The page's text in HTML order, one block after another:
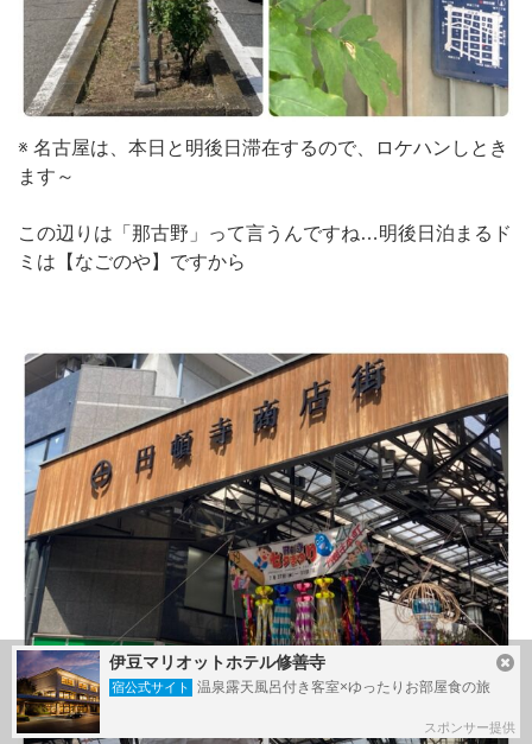
※ 名古屋は、本日と明後日滞在するので、ロケハンしとき
ます～
この辺りは「那古野」って言うんですね…明後日泊まるド
ミは【なごのや】ですから
伊豆マリオットホテル修善寺
宿公式サイト 温泉露天風呂付き客室×ゆったりお部屋食の旅
スポンサー提供